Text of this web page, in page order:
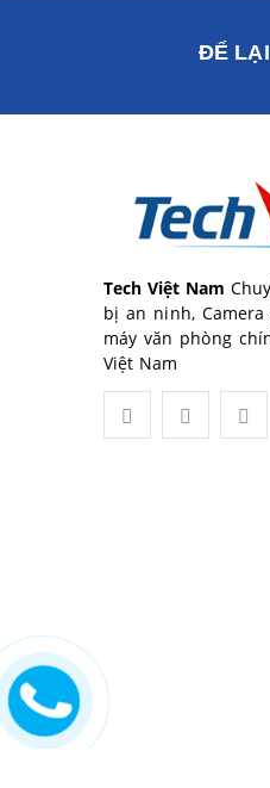
ĐỂ LẠI
Tech Việt Nam
bị an ninh,
máy văn phòng
Việt Nam